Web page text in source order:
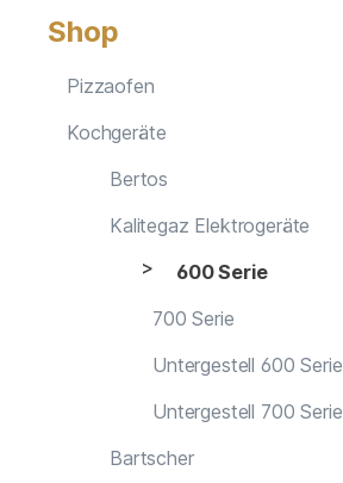
Shop
Pizzaofen
Kochgeräte
Bertos
Kalitegaz Elektrogeräte
600 Serie
700 Serie
Untergestell 600 Serie
Untergestell 700 Serie
Bartscher